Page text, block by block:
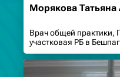
Морякова Татьяна
Врач общей практики,
участковая РБ в